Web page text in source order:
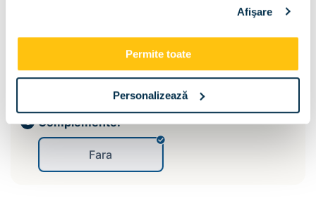
Afişare
Permite toate
Personalizează
Compartimentare:
1 sertar
Complemente:
Fara